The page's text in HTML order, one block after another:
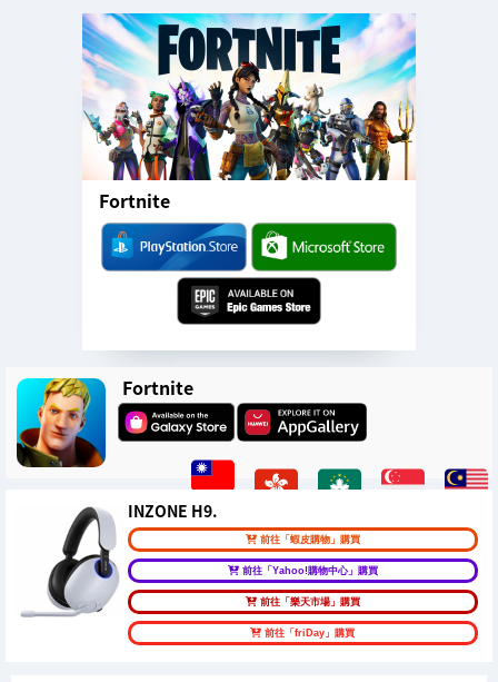
Fortnite
Fortnite
INZONE H9.
前往「蝦皮購物」購買
前往「Yahoo!購物中心」購買
前往「樂天市場」購買
前往「friDay」購買